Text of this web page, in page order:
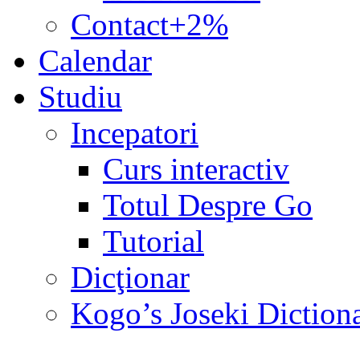
Contact+2%
Calendar
Studiu
Incepatori
Curs interactiv
Totul Despre Go
Tutorial
Dicţionar
Kogo’s Joseki